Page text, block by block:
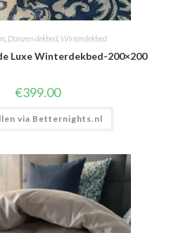
, Donzen dekbed, Winterdekbed
Luxe Winterdekbed-200×200
€399.00
via Betternights.nl